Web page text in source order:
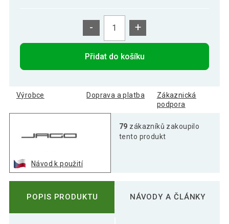
- +
Přidat do košíku
Výrobce Doprava a platba
Zákaznická
podpora
Návod k použití
79 zákazníků zakoupilo
tento produkt
POPIS PRODUKTU NÁVODY A ČLÁNKY